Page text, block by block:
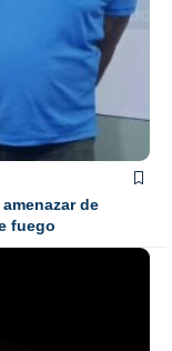
de
fuego